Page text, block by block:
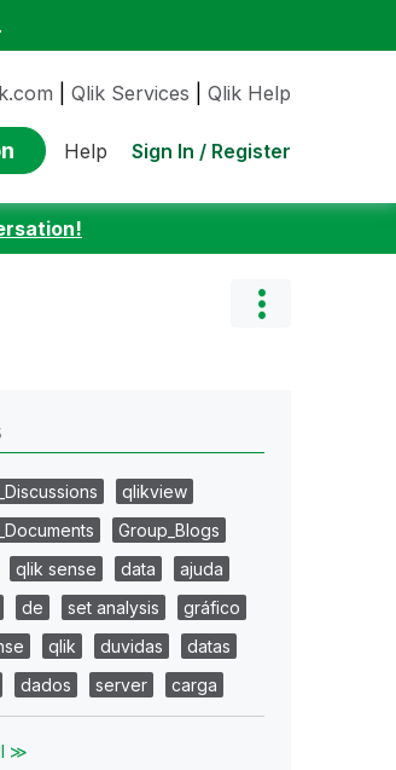
Qlik Services Qlik Help
Help Sign In / Register
qlikview
Group_Blogs
qlik sense data
ajuda
de set analysis
gráfico
qlik duvidas
datas
dados server carga
≫